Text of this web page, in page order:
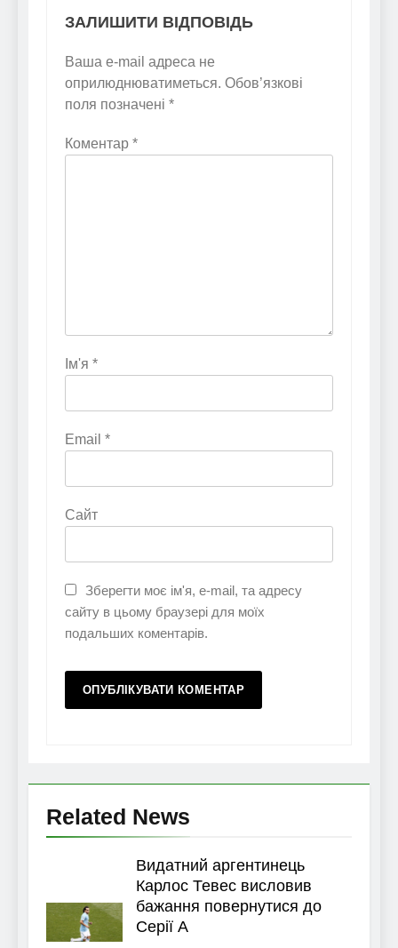
ЗАЛИШИТИ ВІДПОВІДЬ
Ваша e-mail адреса не
оприлюднюватиметься. Обов’язкові
поля позначені *
Коментар *
Ім'я *
Email *
Сайт
Зберегти моє ім'я, e-mail, та адресу
сайту в цьому браузері для моїх
подальших коментарів.
Related News
Видатний аргентинець
Карлос Тевес висловив
бажання повернутися до
Серії А